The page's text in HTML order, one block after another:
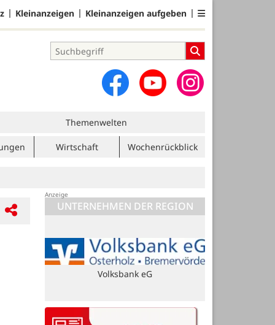
Kleinanzeigen Kleinanzeigen aufgeben
Themenwelten
Wirtschaft Wochenrückblick
UNTERNEHMEN DER REGION
Volksbank eG